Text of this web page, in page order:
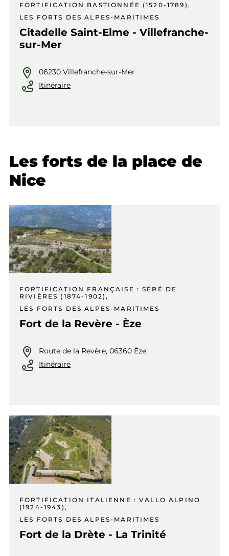
FORTIFICATION BASTIONNÉE (1520-1789),
LES FORTS DES ALPES-MARITIMES
Citadelle Saint-Elme - Villefranche-
sur-Mer
06230 Villefranche-sur-Mer
Itinéraire
Les forts de la place de
Nice
FORTIFICATION FRANÇAISE : SÉRÉ DE
RIVIÈRES (1874-1902),
LES FORTS DES ALPES-MARITIMES
Fort de la Revère - Èze
Route de la Revère, 06360 Èze
Itinéraire
FORTIFICATION ITALIENNE : VALLO ALPINO
(1924-1943),
LES FORTS DES ALPES-MARITIMES
Fort de la Drète - La Trinité